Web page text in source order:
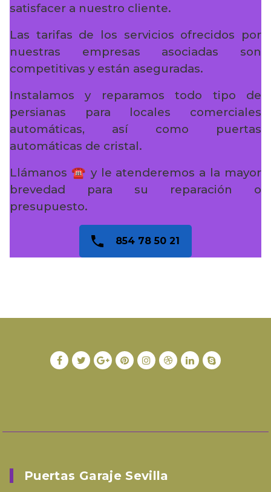
satisfacer a nuestro cliente.
Las tarifas de los servicios ofrecidos por
nuestras empresas asociadas son
competitivas y están aseguradas.
Instalamos y reparamos todo tipo de
persianas para locales comerciales
automáticas, así como puertas
automáticas de cristal.
Llámanos ☎️ y le atenderemos a la mayor
brevedad para su reparación o
presupuesto.
854 78 50 21
Puertas Garaje Sevilla